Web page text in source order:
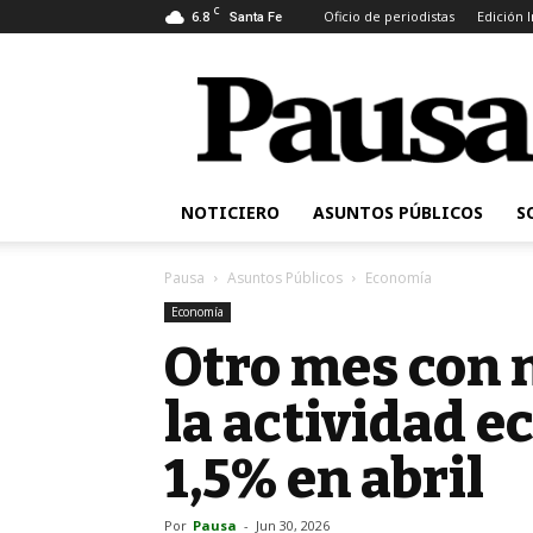
6.8 C Santa Fe Oficio de periodistas Edición
Pausa
NOTICIERO ASUNTOS PÚBLICOS
Pausa Asuntos Públicos Economía
Economía
Otro mes con
la actividad
1,5% en abril
Por Pausa - Jun 30, 2026